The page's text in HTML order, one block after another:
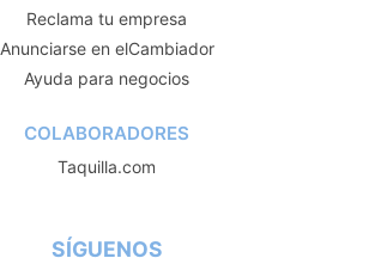
Reclama tu empresa
Anunciarse en elCambiador
Ayuda para negocios
COLABORADORES
Taquilla.com
SÍGUENOS